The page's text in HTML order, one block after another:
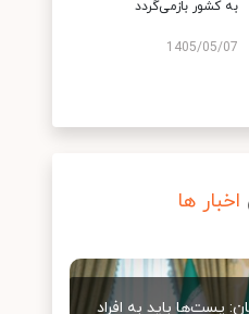
به کشور بازمی‌گردد
1405/05/07
اخبار ها
پست‌ها باید به افراد